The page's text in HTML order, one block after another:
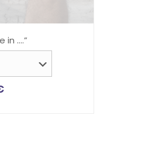
in ….”